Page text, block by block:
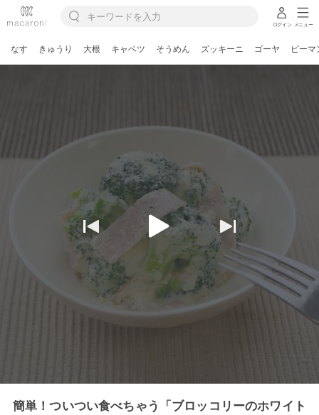
ログイン メニュー
なす きゅうり 大根 キャベツ そうめん ズッキーニ ゴーヤ ピーマ
簡単！ついつい食べちゃう「ブロッコリーのホワイト